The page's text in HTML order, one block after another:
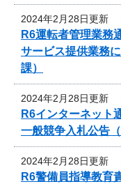
2024年2月28日更新
R6運転者管理業務
サービス提供業務
課）
2024年2月28日更新
R6インターネット
一般競争入札公告（
2024年2月28日更新
R6警備員指導教育